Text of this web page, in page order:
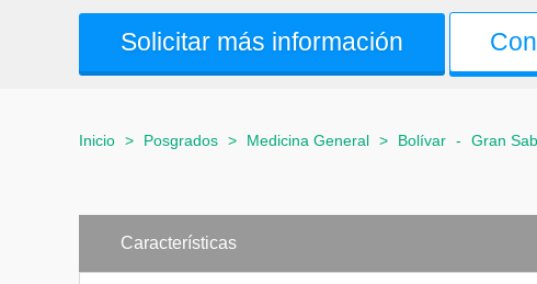
Solicitar más información
Inicio > Posgrados > Medicina General > Bolívar - Gran
Características